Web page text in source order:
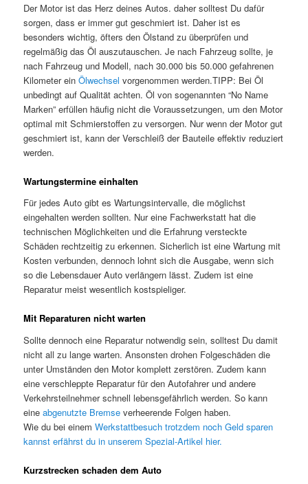
Der Motor ist das Herz deines Autos. daher solltest Du dafür
sorgen, dass er immer gut geschmiert ist. Daher ist es
besonders wichtig, öfters den Ölstand zu überprüfen und
regelmäßig das Öl auszutauschen. Je nach Fahrzeug sollte, je
nach Fahrzeug und Modell, nach 30.000 bis 50.000 gefahrenen
Kilometer einÖlwechsel vorgenommen werden.TIPP: Bei Öl
unbedingt auf Qualität achten. Öl von sogenannten “No Name
Marken” erfüllen häufig nicht die Voraussetzungen, um den Motor
optimal mit Schmierstoffen zu versorgen. Nur wenn der Motor gut
geschmiert ist, kann der Verschleiß der Bauteile effektiv reduziert
werden.
Wartungstermine einhalten
Für jedes Auto gibt es Wartungsintervalle, die möglichst
eingehalten werden sollten. Nur eine Fachwerkstatt hat die
technischen Möglichkeiten und die Erfahrung versteckte
Schäden rechtzeitig zu erkennen. Sicherlich ist eine Wartung mit
Kosten verbunden, dennoch lohnt sich die Ausgabe, wenn sich
so die Lebensdauer Auto verlängern lässt. Zudem ist eine
Reparatur meist wesentlich kostspieliger.
Mit Reparaturen nicht warten
Sollte dennoch eine Reparatur notwendig sein, solltest Du damit
nicht all zu lange warten. Ansonsten drohen Folgeschäden die
unter Umständen den Motor komplett zerstören. Zudem kann
eine verschleppte Reparatur für den Autofahrer und andere
Verkehrsteilnehmer schnell lebensgefährlich werden. So kann
eineabgenutzte Bremseverheerende Folgen haben.
Wie du bei einemWerkstattbesuch trotzdem noch Geld sparen
kannst erfährst du in unserem Spezial-Artikel hier.
Kurzstrecken schaden dem Auto